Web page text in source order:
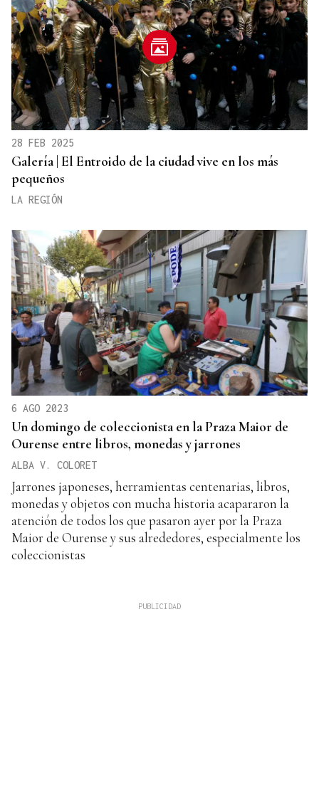
28 FEB 2025
Galería | El Entroido de la ciudad vive en los más
pequeños
LA REGIÓN
6 AGO 2023
Un domingo de coleccionista en la Praza Maior de
Ourense entre libros, monedas y jarrones
ALBA V. COLORET
Jarrones japoneses, herramientas centenarias, libros,
monedas y objetos con mucha historia acapararon la
atención de todos los que pasaron ayer por la Praza
Maior de Ourense y sus alrededores, especialmente los
coleccionistas